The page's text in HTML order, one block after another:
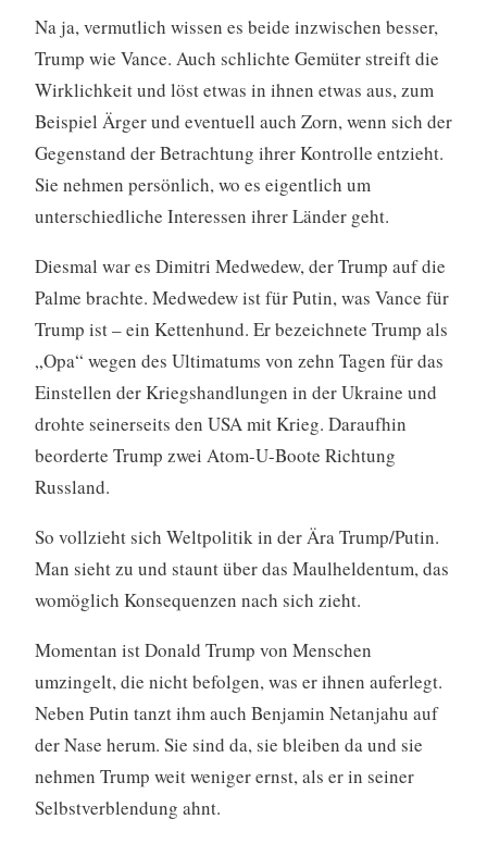
Na ja, vermutlich wissen es beide inzwischen besser,
Trump wie Vance. Auch schlichte Gemüter streift die
Wirklichkeit und löst etwas in ihnen etwas aus, zum
Beispiel Ärger und eventuell auch Zorn, wenn sich der
Gegenstand der Betrachtung ihrer Kontrolle entzieht.
Sie nehmen persönlich, wo es eigentlich um
unterschiedliche Interessen ihrer Länder geht.
Diesmal war es Dimitri Medwedew, der Trump auf die
Palme brachte. Medwedew ist für Putin, was Vance für
Trump ist – ein Kettenhund. Er bezeichnete Trump als
„Opa“ wegen des Ultimatums von zehn Tagen für das
Einstellen der Kriegshandlungen in der Ukraine und
drohte seinerseits den USA mit Krieg. Daraufhin
beorderte Trump zwei Atom-U-Boote Richtung
Russland.
So vollzieht sich Weltpolitik in der Ära Trump/Putin.
Man sieht zu und staunt über das Maulheldentum, das
womöglich Konsequenzen nach sich zieht.
Momentan ist Donald Trump von Menschen
umzingelt, die nicht befolgen, was er ihnen auferlegt.
Neben Putin tanzt ihm auch Benjamin Netanjahu auf
der Nase herum. Sie sind da, sie bleiben da und sie
nehmen Trump weit weniger ernst, als er in seiner
Selbstverblendung ahnt.